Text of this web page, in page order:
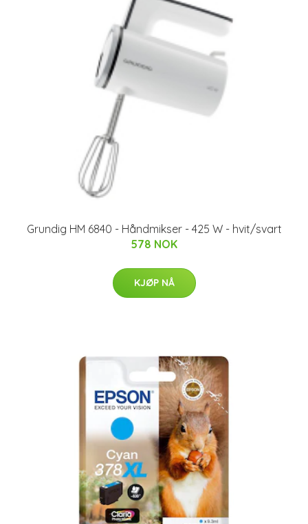
Grundig HM 6840 - Håndmikser - 425 W - hvit/svart
578 NOK
KJØP NÅ